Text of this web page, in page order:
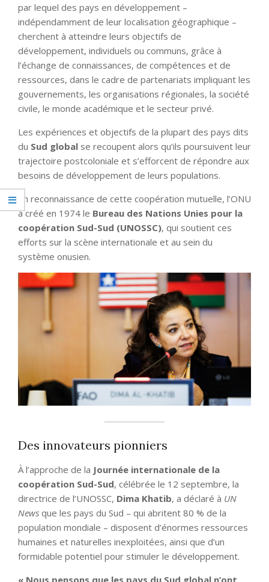
par lequel des pays en développement –
indépendamment de leur localisation géographique –
cherchent à atteindre leurs objectifs de
développement, individuels ou communs, grâce à
l’échange de connaissances, de compétences et de
ressources, dans le cadre de partenariats impliquant les
gouvernements, les organisations régionales, la société
civile, le monde académique et le secteur privé.
Les expériences et objectifs de la plupart des pays dits
du Sud global se recoupent alors qu’ils poursuivent leur
trajectoire postcoloniale et s’efforcent de répondre aux
besoins de développement de leurs populations.
En reconnaissance de cette coopération mutuelle, l’ONU
a créé en 1974 le Bureau des Nations Unies pour la
coopération Sud-Sud (UNOSSC), qui soutient ces
efforts sur la scène internationale et au sein du
système onusien.
Des innovateurs pionniers
À l’approche de la Journée internationale de la
coopération Sud-Sud, célébrée le 12 septembre, la
directrice de l’UNOSSC, Dima Khatib, a déclaré à UN
News que les pays du Sud – qui abritent 80 % de la
population mondiale – disposent d’énormes ressources
humaines et naturelles inexploitées, ainsi que d’un
formidable potentiel pour stimuler le développement.
« Nous pensons que les pays du Sud global n’ont